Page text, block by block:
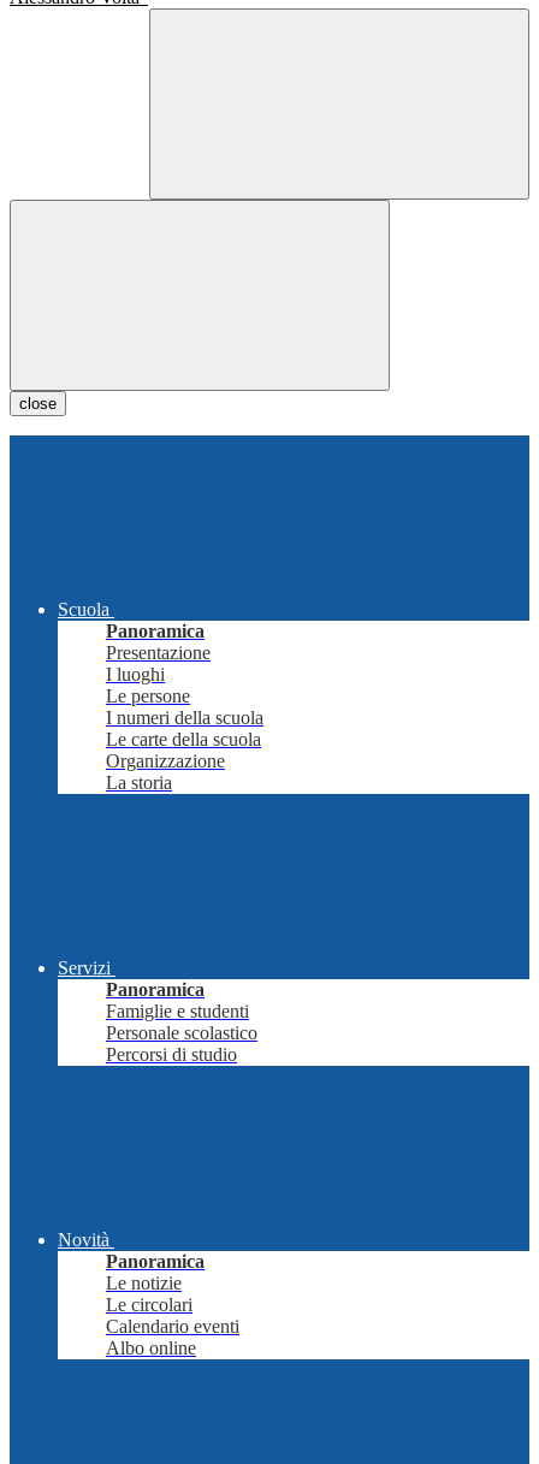
close
Scuola
Panoramica
Presentazione
I luoghi
Le persone
I numeri della scuola
Le carte della scuola
Organizzazione
La storia
Servizi
Panoramica
Famiglie e studenti
Personale scolastico
Percorsi di studio
Novità
Panoramica
Le notizie
Le circolari
Calendario eventi
Albo online